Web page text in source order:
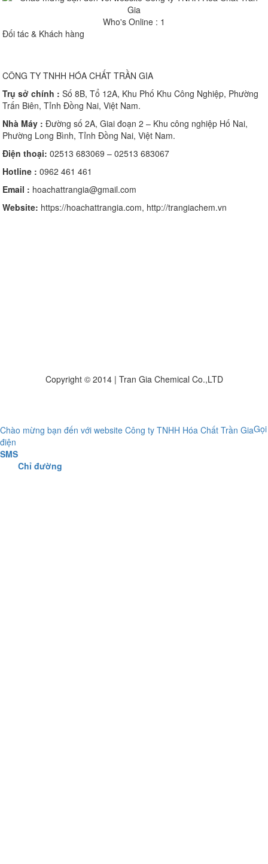
Who's Online : 1
Đối tác & Khách hàng
CÔNG TY TNHH HÓA CHẤT TRẦN GIA
Trụ sở chính : Số 8B, Tổ 12A, Khu Phố Khu Công Nghiệp, Phường
Trấn Biên, Tỉnh Đồng Nai, Việt Nam.
Nhà Máy : Đường số 2A, Giai đoạn 2 – Khu công nghiệp Hố Nai,
Phường Long Bình, Tỉnh Đồng Nai, Việt Nam.
Điện thoại: 02513 683069 – 02513 683067
Hotline : 0962 461 461
Email : hoachattrangia@gmail.com
Website: https://hoachattrangia.com, http://trangiachem.vn
Copyright © 2014 | Tran Gia Chemical Co.,LTD
Gọi
điện
SMS
Chỉ đường